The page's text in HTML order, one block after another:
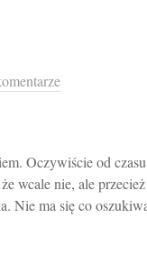
Oczywiście od
wcale nie, ale
Nie ma się co